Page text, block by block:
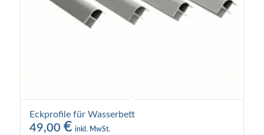
Eckprofile für Wasserbett
49,00 € inkl. MwSt.